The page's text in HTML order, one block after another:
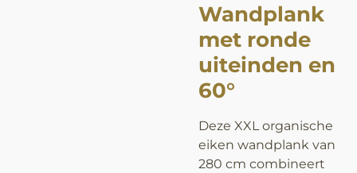
Wandplank
met ronde
uiteinden en
60°
Deze XXL organische
eiken wandplank van
280 cm combineert